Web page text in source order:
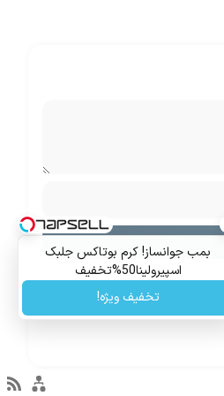
بمب جوانساز! کرم بوتاکس جلبک
اسپیرولینا50%تخفیف
تخفیف ویژه!